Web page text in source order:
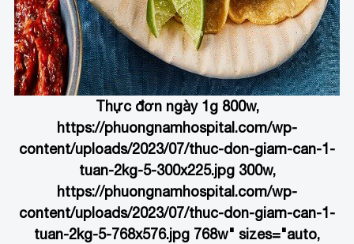
Thực đơn ngày 1 g 800w,
https://phuongnamhospital.com/wp-
content/uploads/2023/07/thuc-don-giam-can-1-
tuan-2kg-5-300x225.jpg 300w,
https://phuongnamhospital.com/wp-
content/uploads/2023/07/thuc-don-giam-can-1-
tuan-2kg-5-768x576.jpg 768w" sizes="auto,